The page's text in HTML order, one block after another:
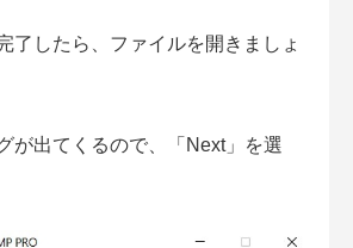
了したら、ファイルを開きましょ
が出てくるので、「Next」を選